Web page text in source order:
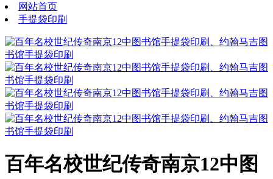
网站首页
手提袋印刷
百年名校世纪传奇南京12中图